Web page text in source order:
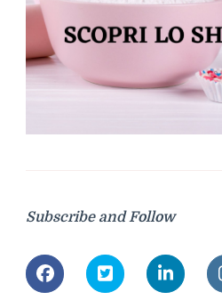
Subscribe and Follow